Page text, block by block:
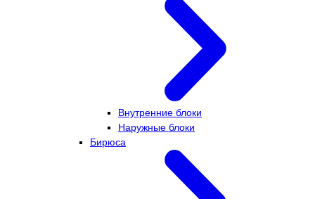
Внутренние блоки
Наружные блоки
Бирюса